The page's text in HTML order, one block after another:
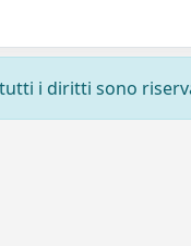
i diritti sono